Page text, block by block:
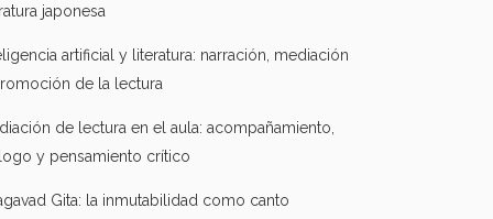
japonesa
artificial y literatura: narración, mediación
de la lectura
de lectura en el aula: acompañamiento,
y pensamiento crítico
Gita: la inmutabilidad como canto